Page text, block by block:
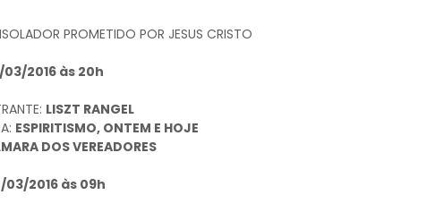
PROMETIDO POR JESUS CRISTO
03/2016 às 20h
LISZT RANGEL
ESPIRITISMO, ONTEM E HOJE
DOS VEREADORES
03/2016 às 09h